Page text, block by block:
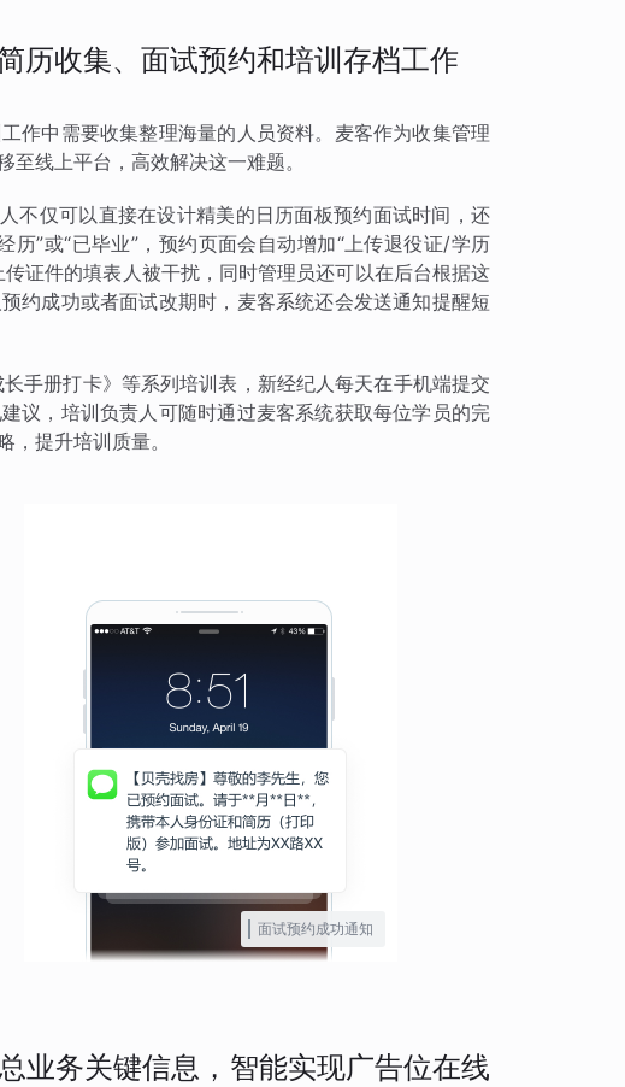
历收集、面试预约和培训存档工作
作中需要收集整理海量的人员资料。麦客作为收集管理
线上平台，高效解决这一难题。
不仅可以直接在设计精美的日历面板预约面试时间，还
”或“已毕业”，预约页面会自动增加“上传退役证/学历
证件的填表人被干扰，同时管理员还可以在后台根据这
约成功或者面试改期时，麦客系统还会发送通知提醒短
手册打卡》等系列培训表，新经纪人每天在手机端提交
议，培训负责人可随时通过麦客系统获取每位学员的完
提升培训质量。
面试预约成功通知
业务关键信息，智能实现广告位在线